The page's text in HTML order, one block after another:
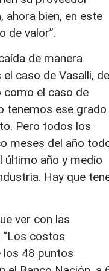
bien, en este
de valor”.
de manera
caso de Vasalli, de
como el caso de
tenemos ese grado
Pero todos los
meses del año
último año y medio
Hay que
ver con las
costos
los 48 puntos